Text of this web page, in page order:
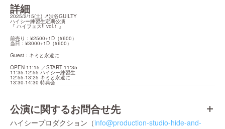
詳細
2025/2/15(土) 📍渋谷GUILTY
ハイシー練習生定期公演
『 ハイフェス!! vol.1 』
前売り：¥2500+1D（¥600）
当日：¥3000+1D（¥600）
Guest：キミと永遠に
OPEN 11:15 ／START 11:35
11:35-12:55 ハイシー練習生
12:55-13:25 キミと永遠に
13:30-14:30 特典会
公演に関するお問合せ先
ハイシープロダクション（info@production-studio-hide-and-